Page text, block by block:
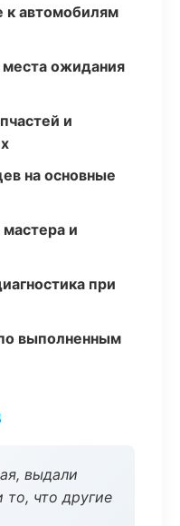
к автомобилям
ожидания
и
на основные
и
при
выполненным
выдали
то, что другие